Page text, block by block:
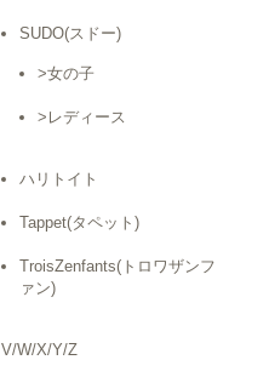
SUDO(スドー)
>女の子
>レディース
ハリトイト
Tappet(タペット)
TroisZenfants(トロワザンフ
ァン)
V/W/X/Y/Z